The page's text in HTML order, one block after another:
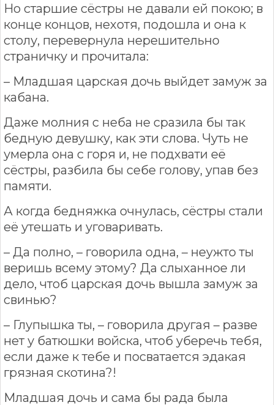
Но старшие сёстры не давали ей покою; в
конце концов, нехотя, подошла и она к
столу, перевернула нерешительно
страничку и прочитала:
– Младшая царская дочь выйдет замуж за
кабана.
Даже молния с неба не сразила бы так
бедную девушку, как эти слова. Чуть не
умерла она с горя и, не подхвати её
сёстры, разбила бы себе голову, упав без
памяти.
А когда бедняжка очнулась, сёстры стали
её утешать и уговаривать.
– Да полно, – говорила одна, – неужто ты
веришь всему этому? Да слыханное ли
дело, чтоб царская дочь вышла замуж за
свинью?
– Глупышка ты, – говорила другая – разве
нет у батюшки войска, чтоб уберечь тебя,
если даже к тебе и посватается эдакая
грязная скотина?!
Младшая дочь и сама бы рада была